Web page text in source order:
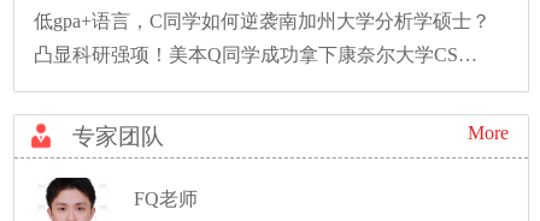
低gpa+语言，C同学如何逆袭南加州大学分析学硕士？
凸显科研强项！美本Q同学成功拿下康奈尔大学CS硕士录取！
专家团队 More
FQ老师